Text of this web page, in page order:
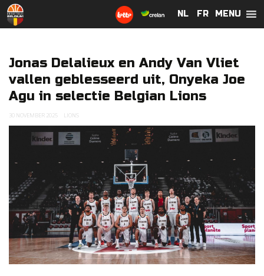
MENU
NL FR
Jonas Delalieux en Andy Van Vliet
vallen geblesseerd uit, Onyeka Joe
Agu in selectie Belgian Lions
30 NOVEMBER 2025 LIONS
NL FR